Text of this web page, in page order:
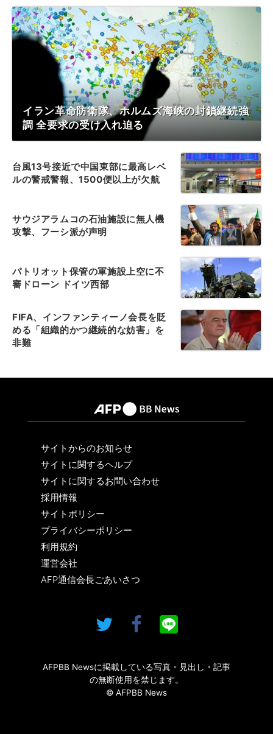
イラン革命防衛隊、ホルムズ海峡の封鎖継続強
調 全要求の受け入れ迫る
台風13号接近で中国東部に最高レベ
ルの警戒警報、1500便以上が欠航
サウジアラムコの石油施設に無人機
攻撃、フーシ派が声明
パトリオット保管の軍施設上空に不
審ドローン ドイツ西部
FIFA、インファンティーノ会長を貶
める「組織的かつ継続的な妨害」を
非難
サイトからのお知らせ
サイトに関するヘルプ
サイトに関するお問い合わせ
採用情報
サイトポリシー
プライバシーポリシー
利用規約
運営会社
AFP通信会長ごあいさつ
AFPBB Newsに掲載している写真・見出し・記事
の無断使用を禁じます。
© AFPBB News